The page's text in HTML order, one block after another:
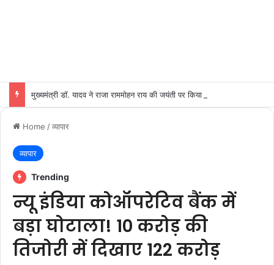
मुख्यमंत्री डॉ. यादव ने राजा राममोहन राय की जयंती पर किया नमन
Home /व्यापार
व्यापार
Trending
न्यू इंडिया कोऑपरेटिव बैंक में
बड़ा घोटाला! 10 करोड़ की
तिजोरी में दिखाए 122 करोड़